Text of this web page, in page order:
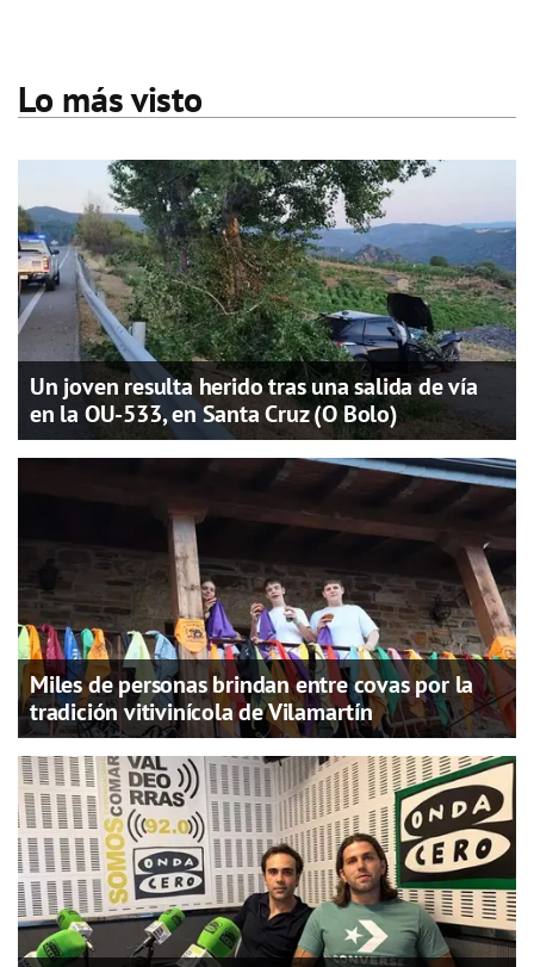
Lo más visto
Un joven resulta herido tras una salida de vía
en la OU-533, en Santa Cruz (O Bolo)
Miles de personas brindan entre covas por la
tradición vitivinícola de Vilamartín